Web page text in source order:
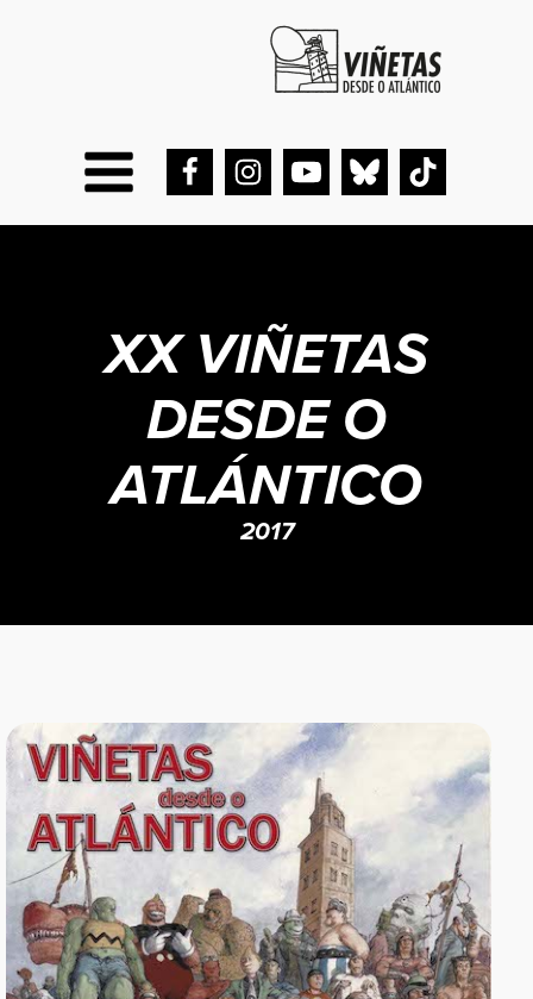
XX VIÑETAS
DESDE O
ATLÁNTICO
2017